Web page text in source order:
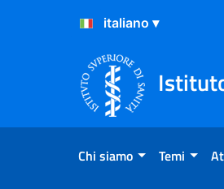
Salta al Contenuto
Salta al Footer
Chi siamo Temi